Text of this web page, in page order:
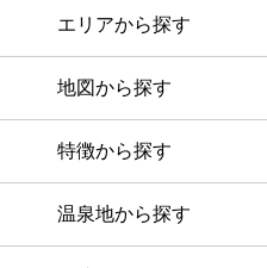
エリアから探す
地図から探す
特徴から探す
温泉地から探す